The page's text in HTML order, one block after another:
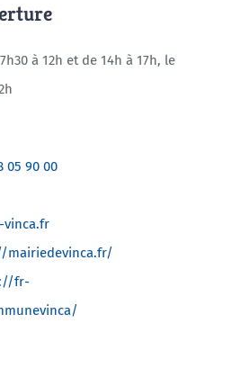
à 12h et de 14h à 17h, le
05 90 00
vinca.fr
mairiedevinca.fr/
fr-